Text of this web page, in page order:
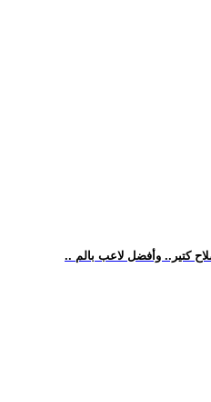
كتير.. وأفضل لاعب بالم